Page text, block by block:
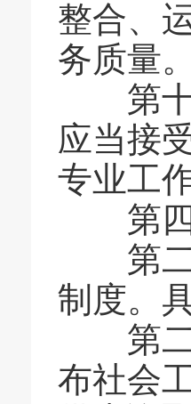
整合、
务质量。
第十
应当接
专业工
第四
第二
制度。
第二
布社会